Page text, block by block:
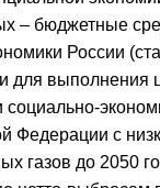
– бюджетные
России
для выполнения
социально-
Федерации с
газов до 2050